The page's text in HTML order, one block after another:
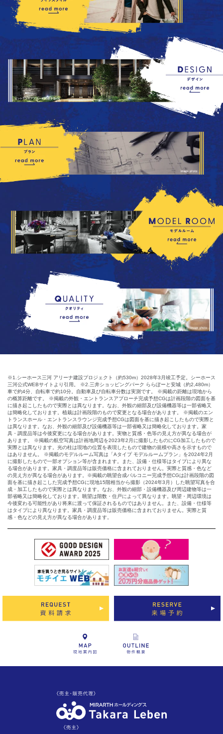
※1.シーホース三河 アリーナ建設プロジェクト（約530m）2028年3月竣工予定。シーホース
三河公式WEBサイトより引用。 ※2.三井ショッピングパーク ららぽーと安城（約2,480m）
車で約4分、自転車で約10分。自動車及び自転車分数は実測です。 ※掲載の距離は現地から
の概算距離です。 ※掲載の外観・エントランスアプローチ完成予想CGは計画段階の図面を基
に描き起こしたもので実際とは異なります。なお、外観の細部及び設備機器等は一部省略又
は簡略化しております。植栽は計画段階のもので変更となる場合があります。 ※掲載のエン
トランスホール・エントランスラウンジ完成予想CGは図面を基に描き起こしたもので実際と
は異なります。なお、外観の細部及び設備機器等は一部省略又は簡略化しております。家
具・調度品等は今後変更になる場合があります。実物と質感・色等の見え方が異なる場合が
あります。 ※掲載の航空写真は計画地周辺を2023年2月に撮影したものにCG加工したもので
実際とは異なります。光の柱は現地の位置を表現したもので建物の規模や高さを示すもので
はありません。 ※掲載のモデルルーム写真は「Aタイプ モデルルームプラン」を2024年2月
に撮影したもので一部オプション等が含まれます。また、設備・仕様等はタイプにより異な
る場合があります。家具・調度品等は販売価格に含まれておりません。実際と質感・色など
の見え方が異なる場合があります。※掲載の眺望合成バルコニー完成予想CGは計画段階の図
面を基に描き起こした完成予想CGに現地15階相当から撮影（2024年3月）した眺望写真を合
成・加工したもので実際とは異なります。なお、外観の細部・設備機器及び周辺建物等は一
部省略又は簡略化しております。眺望は階数・住戸によって異なります。眺望・周辺環境は
今後変わる可能性があり将来に渡って保証されるものではありません。また、設備・仕様等
はタイプにより異なります。家具・調度品等は販売価格に含まれておりません。実際と質
感・色などの見え方が異なる場合があります。